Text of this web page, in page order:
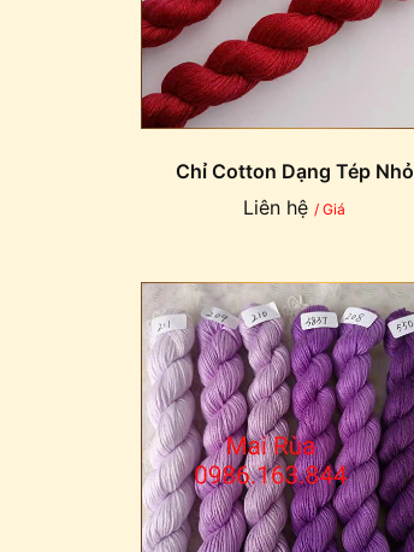
Chỉ Cotton Dạng Tép Nhỏ
Liên hệ / Giá